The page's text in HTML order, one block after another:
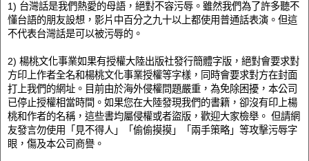
1) 台灣話是我們熱愛的母語，絕對不容污辱。雖然我們為了許多聽不
懂台語的朋友設想，影片中百分之九十以上都使用普通話表演。但這
不代表台灣話是可以被污辱的。
2) 楊桃文化事業如果有授權大陸出版社發行簡體字版，絕對會要求對
方印上作者全名和楊桃文化事業授權等字樣，同時會要求對方在封面
打上我們的網址。目前由於海外侵權問題嚴重，為免除困擾，本公司
已停止授權相當時間。如果您在大陸發現我們的書籍，卻沒有印上楊
桃和作者的名稱，這些書均屬侵權或者盜版，歡迎大家檢舉。 但請網
友發言勿使用「見不得人」「偷偷摸摸」「兩手策略」等攻擊污辱字
眼，傷及本公司商譽。